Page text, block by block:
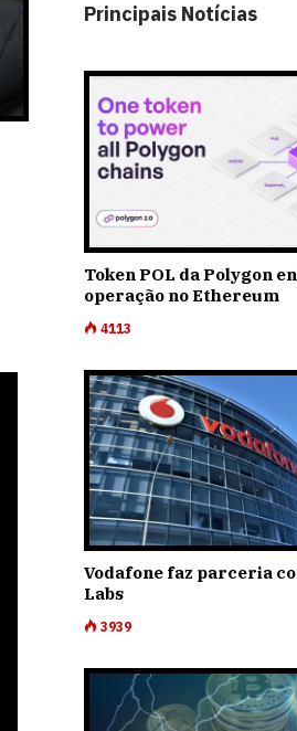
Principais Notícias
Token POL da Polygon
operação no Ethereum
4113
Vodafone faz parceria
Labs
3939